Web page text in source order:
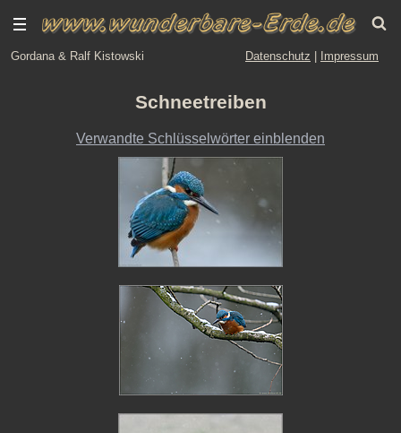
Gordana & Ralf Kistowski Datenschutz Impressum
Schneetreiben
Verwandte Schlüsselwörter einblenden